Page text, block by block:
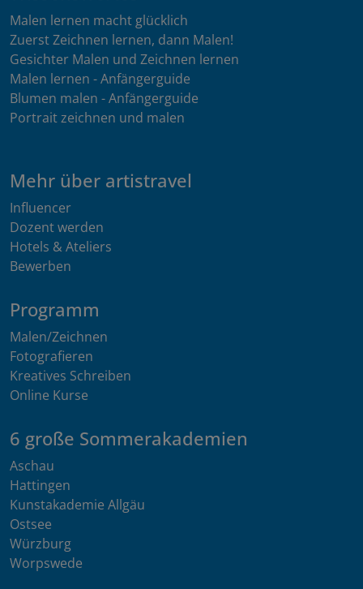
Malen lernen macht glücklich
Zuerst Zeichnen lernen, dann Malen!
Gesichter Malen und Zeichnen lernen
Malen lernen - Anfängerguide
Blumen malen - Anfängerguide
Portrait zeichnen und malen
Mehr über artistravel
Influencer
Dozent werden
Hotels & Ateliers
Bewerben
Programm
Malen/Zeichnen
Fotografieren
Kreatives Schreiben
Online Kurse
6 große Sommerakademien
Aschau
Hattingen
Kunstakademie Allgäu
Ostsee
Würzburg
Worpswede